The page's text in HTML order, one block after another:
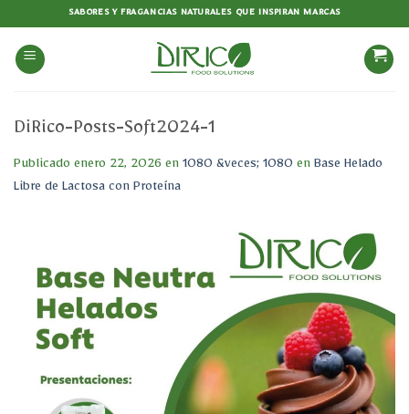
contenido
SABORES Y FRAGANCIAS NATURALES QUE INSPIRAN MARCAS
DiRico-Posts-Soft2024-1
Publicado enero 22, 2026 en 1080 &veces; 1080 en Base Helado
Libre de Lactosa con Proteína